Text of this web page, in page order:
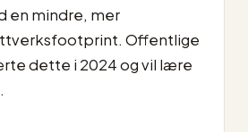
en mindre, mer
Offentlige
dette i 2024 og vil lære